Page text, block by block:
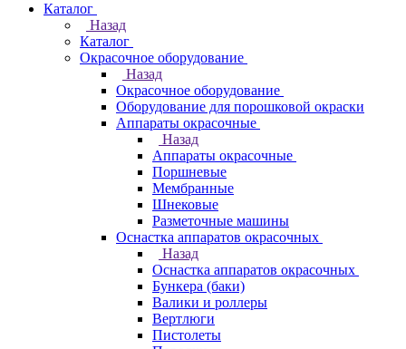
Каталог
Назад
Каталог
Окрасочное оборудование
Назад
Окрасочное оборудование
Оборудование для порошковой окраски
Аппараты окрасочные
Назад
Аппараты окрасочные
Поршневые
Мембранные
Шнековые
Разметочные машины
Оснастка аппаратов окрасочных
Назад
Оснастка аппаратов окрасочных
Бункера (баки)
Валики и роллеры
Вертлюги
Пистолеты